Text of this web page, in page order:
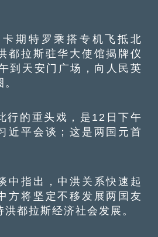
特罗乘搭专机飞抵北
都拉斯驻华大使馆揭牌仪
到天安门广场，向人民英
的重头戏，是12日下午
近平会谈；这是两国元首
指出，中洪关系快速起
方将坚定不移发展两国友
都拉斯经济社会发展。